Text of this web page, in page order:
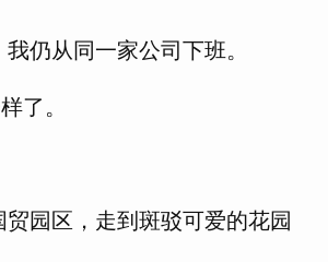
仍从同一家公司下班。
了。
园区，走到斑驳可爱的花园